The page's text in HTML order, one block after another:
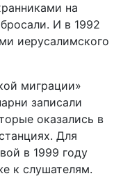
на
И в 1992
иерусалимского
миграции»
записали
оказались в
Для
в 1999 году
к слушателям.